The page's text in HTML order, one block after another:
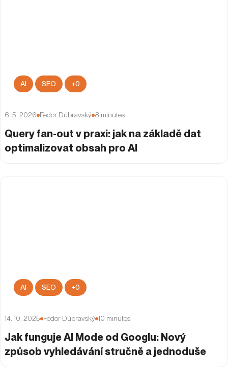
6. 5. 2026 Fedor Dúbravský 8 minutes
Query fan-out v praxi: jak na základě dat
optimalizovat obsah pro AI
AI SEO +0
14. 10. 2025 Fedor Dúbravský 10 minutes
Jak funguje AI Mode od Googlu: Nový
způsob vyhledávání stručně a jednoduše
AI SEO +0